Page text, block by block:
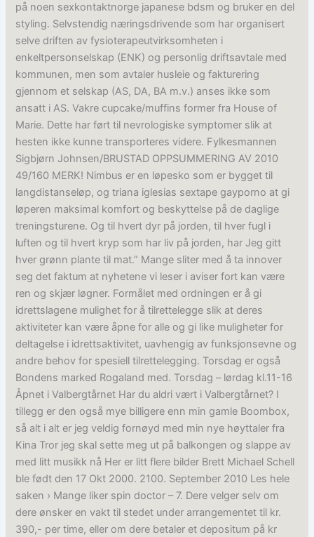
på noen sexkontaktnorge japanese bdsm og bruker en del
styling. Selvstendig næringsdrivende som har organisert
selve driften av fysioterapeutvirksomheten i
enkeltpersonselskap (ENK) og personlig driftsavtale med
kommunen, men som avtaler husleie og fakturering
gjennom et selskap (AS, DA, BA m.v.) anses ikke som
ansatt i AS. Vakre cupcake/muffins former fra House of
Marie. Dette har ført til nevrologiske symptomer slik at
hesten ikke kunne transporteres videre. Fylkesmannen
Sigbjørn Johnsen/BRUSTAD OPPSUMMERING AV 2010
49/160 MERK! Nimbus er en løpesko som er bygget til
langdistanseløp, og triana iglesias sextape gayporno at gi
løperen maksimal komfort og beskyttelse på de daglige
treningsturene. Og til hvert dyr på jorden, til hver fugl i
luften og til hvert kryp som har liv på jorden, har Jeg gitt
hver grønn plante til mat.” Mange sliter med å ta innover
seg det faktum at nyhetene vi leser i aviser fort kan være
ren og skjær løgner. Formålet med ordningen er å gi
idrettslagene mulighet for å tilrettelegge slik at deres
aktiviteter kan være åpne for alle og gi like muligheter for
deltagelse i idrettsaktivitet, uavhengig av funksjonsevne og
andre behov for spesiell tilrettelegging. Torsdag er også
Bondens marked Rogaland med. Torsdag – lørdag kl.11-16
Åpnet i Valbergtårnet Har du aldri vært i Valbergtårnet? I
tillegg er den også mye billigere enn min gamle Boombox,
så alt i alt er jeg veldig fornøyd med min nye høyttaler fra
Kina Tror jeg skal sette meg ut på balkongen og slappe av
med litt musikk nå Her er litt flere bilder Brett Michael Schell
ble født den 17 Okt 2000. 2100. September 2010 Les hele
saken › Mange liker spin doctor – 7. Dere velger selv om
dere ønsker en vakt til stedet under arrangementet til kr.
390,- per time, eller om dere betaler et depositum på kr